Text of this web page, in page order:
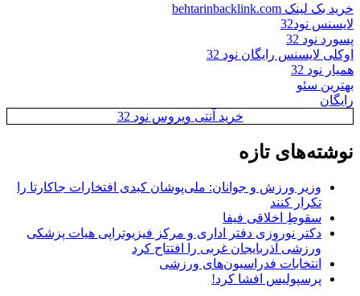
خرید بک لینک behtarinbacklink.com
لایسنس نود32
پسورد نود 32
اوکلی لایسنس رایگان نود 32
همیار نود 32
بهترین سئو
رایگان
خرید آنتی ویروس نود 32
نوشته‌های تازه
وزیر ورزش و جوانان: ملی‌پوشان کبدی افتخارات جاکارتا را
تکرار کنند
سقوطِ اخلاقی فیفا
دکتر نوروزی دفتر اداری و مرکز فیزیوتراپی هیات پزشکی
ورزشی آذربایجان غربی را افتتاح کرد
انتخابات فدراسیون‌های ورزشی
پرسپولیس افشا کرد!